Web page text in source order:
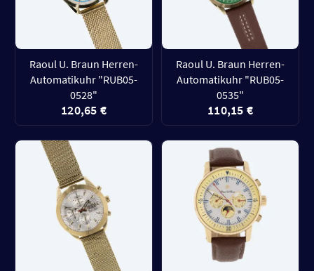
Raoul U. Braun Herren-
Automatikuhr "RUB05-
0528"
120,65 €
Raoul U. Braun Herren-
Automatikuhr "RUB05-
0535"
110,15 €